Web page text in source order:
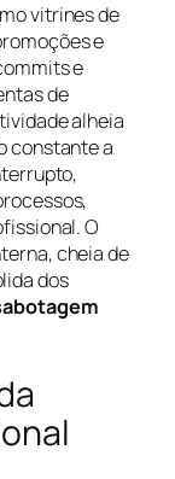
vitrines de
e
e
de
alheia
constante a
O
cheia de
dos